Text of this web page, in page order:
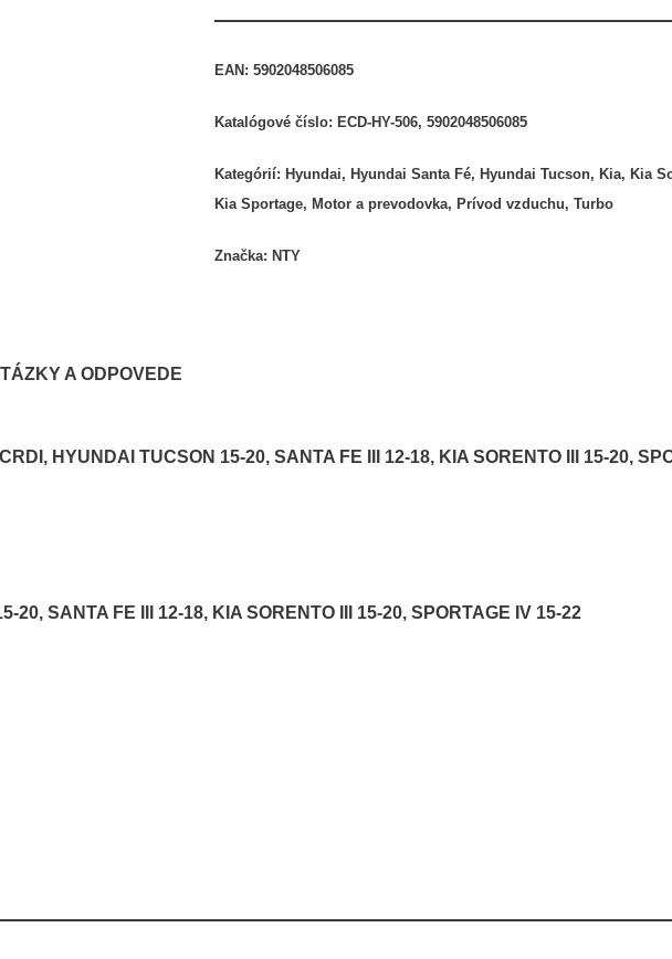
EAN:5902048506085
Katalógové číslo: ECD-HY-506, 5902048506085
Kategórií: Hyundai, Hyundai Santa Fé, Hyundai Tucson, Kia, Kia
Kia Sportage, Motor a prevodovka, Prívod vzduchu,Turbo
Značka: NTY
A ODPOVEDE
HYUNDAI TUCSON 15-20, SANTA FE III 12-18, KIA SORENTO III 15-20,
20, SANTA FE III 12-18, KIA SORENTO III 15-20, SPORTAGE IV 15-22